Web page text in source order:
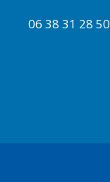
06 38 31 28 50